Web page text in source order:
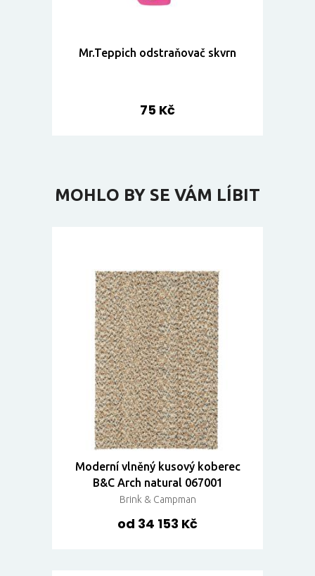
Mr.Teppich odstraňovač skvrn
75 Kč
MOHLO BY SE VÁM LÍBIT
Moderní vlněný kusový koberec
B&C Arch natural 067001
Brink & Campman
od 34 153 Kč